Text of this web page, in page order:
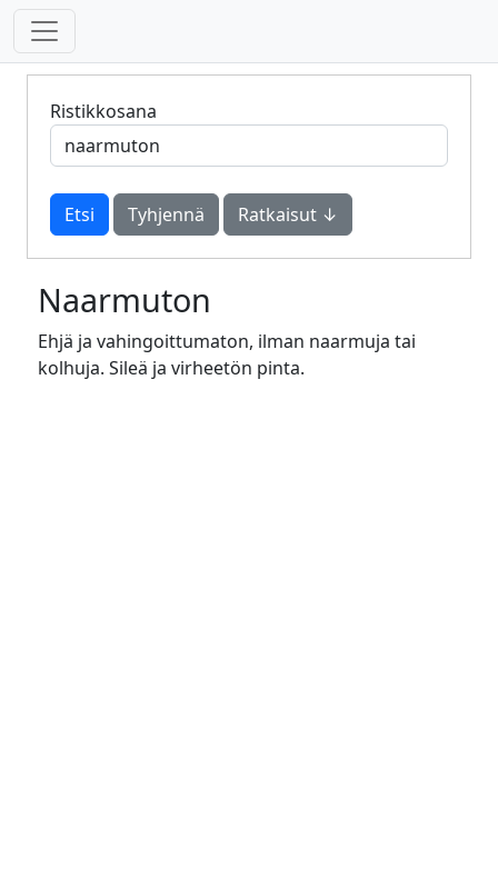
Ristikkosana
Tyhjennä Ratkaisut ↓
Naarmuton
Ehjä ja vahingoittumaton, ilman naarmuja tai
kolhuja. Sileä ja virheetön pinta.